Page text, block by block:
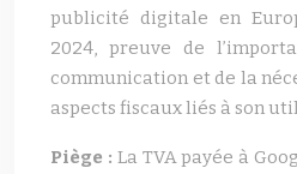
publicité digitale en
2024, preuve de
communication et de la
aspects fiscaux liés à son
Piège : La TVA payée à